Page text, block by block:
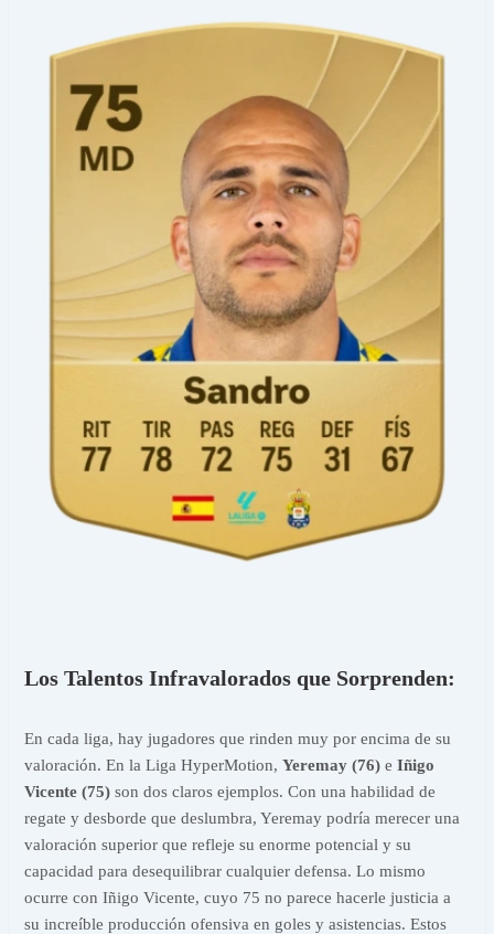
Los Talentos Infravalorados que Sorprenden:
En cada liga, hay jugadores que rinden muy por encima de su
valoración. En la Liga HyperMotion,Yeremay (76) eIñigo
Vicente (75) son dos claros ejemplos. Con una habilidad de
regate y desborde que deslumbra, Yeremay podría merecer una
valoración superior que refleje su enorme potencial y su
capacidad para desequilibrar cualquier defensa. Lo mismo
ocurre con Iñigo Vicente, cuyo 75 no parece hacerle justicia a
su increíble producción ofensiva en goles y asistencias. Estos